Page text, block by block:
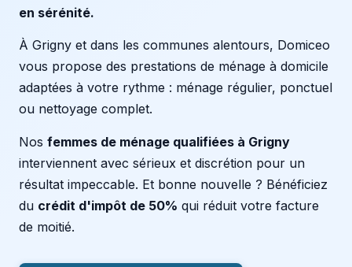
en sérénité.
À Grigny et dans les communes alentours, Domiceo
vous propose des prestations de ménage à domicile
adaptées à votre rythme : ménage régulier, ponctuel
ou nettoyage complet.
Nos femmes de ménage qualifiées à Grigny
interviennent avec sérieux et discrétion pour un
résultat impeccable. Et bonne nouvelle ? Bénéficiez
du crédit d'impôt de 50% qui réduit votre facture
de moitié.